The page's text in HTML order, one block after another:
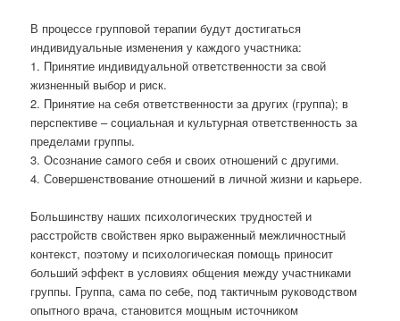
В процессе групповой терапии будут достигаться
индивидуальные изменения у каждого участника:
1. Принятие индивидуальной ответственности за свой
жизненный выбор и риск.
2. Принятие на себя ответственности за других (группа); в
перспективе – социальная и культурная ответственность за
пределами группы.
3. Осознание самого себя и своих отношений с другими.
4. Совершенствование отношений в личной жизни и карьере.
Большинству наших психологических трудностей и
расстройств свойствен ярко выраженный межличностный
контекст, поэтому и психологическая помощь приносит
больший эффект в условиях общения между участниками
группы. Группа, сама по себе, под тактичным руководством
опытного врача, становится мощным источником